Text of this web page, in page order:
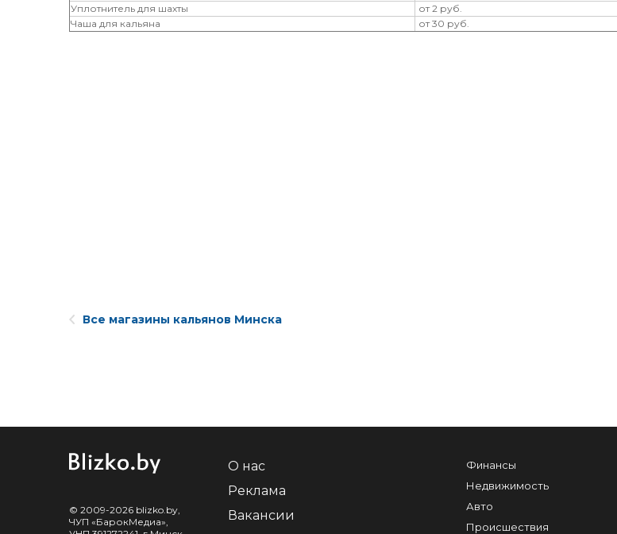
Уплотнитель для шахты
от 2 руб.
Чаша для кальяна
от 30 руб.
Все магазины кальянов Минска
© 2009-2026 blizko.by,
ЧУП «БарокМедиа»,
О нас
Реклама
Вакансии
Финансы
Недвижимость
Авто
Происшествия